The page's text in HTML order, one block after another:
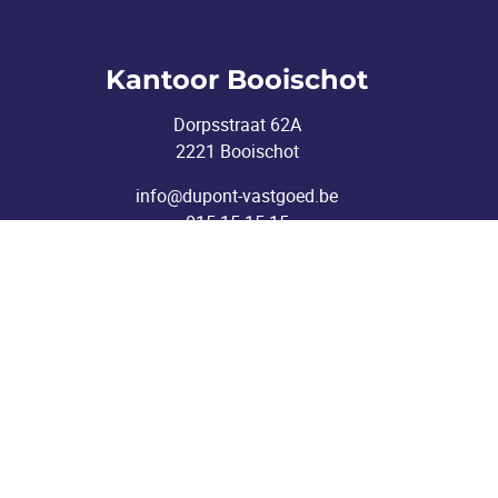
Kantoor Booischot
Dorpsstraat 62A
2221 Booischot
info@dupont-vastgoed.be
015 15 15 15